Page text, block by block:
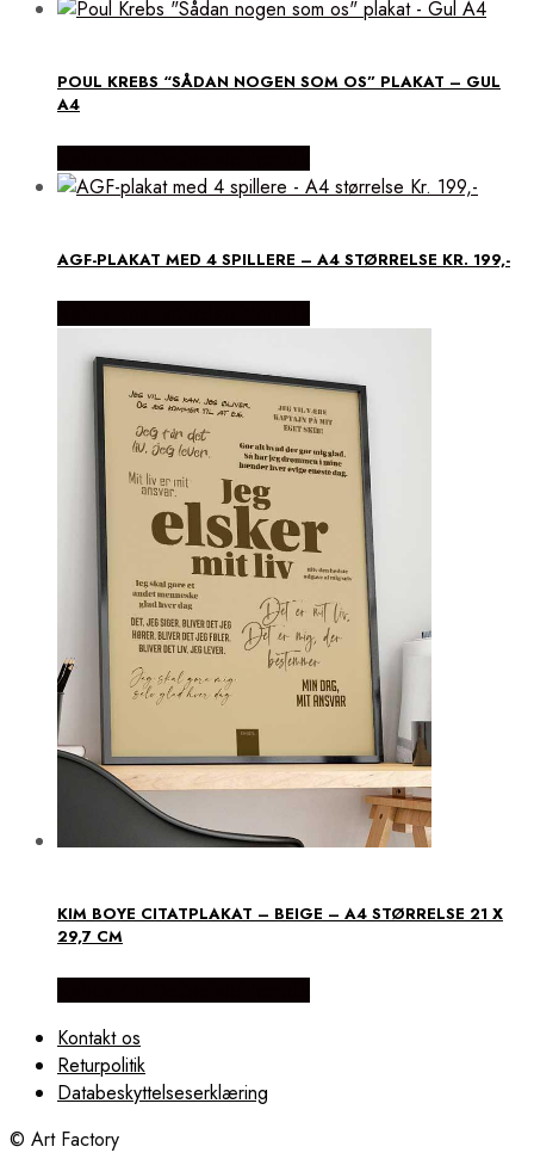
POUL KREBS “SÅDAN NOGEN SOM OS” PLAKAT – GUL
A4
AGF-PLAKAT MED 4 SPILLERE – A4 STØRRELSE KR. 199,-
KIM BOYE CITATPLAKAT – BEIGE – A4 STØRRELSE 21 X
29,7 CM
Kontakt os
Returpolitik
Databeskyttelseserklæring
© Art Factory